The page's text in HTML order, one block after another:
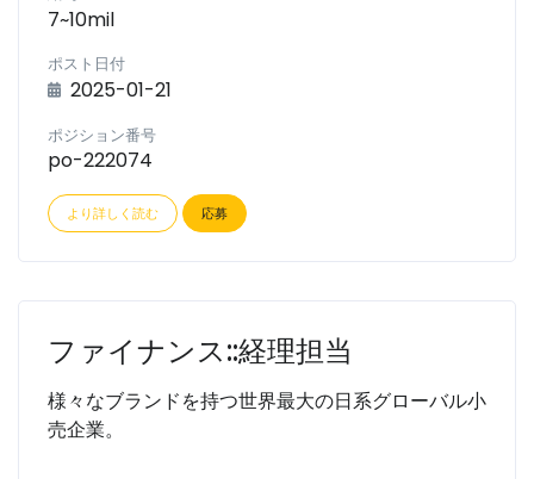
7~10mil
ポスト日付
2025-01-21
ポジション番号
po-222074
より詳しく読む 応募
ファイナンス::経理担当
様々なブランドを持つ世界最大の日系グローバル小
売企業。